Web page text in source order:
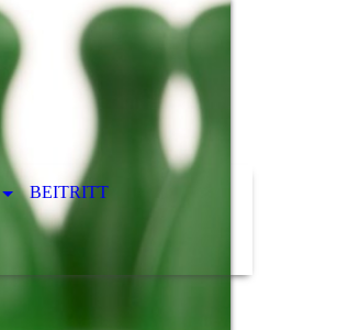
BEITRITT